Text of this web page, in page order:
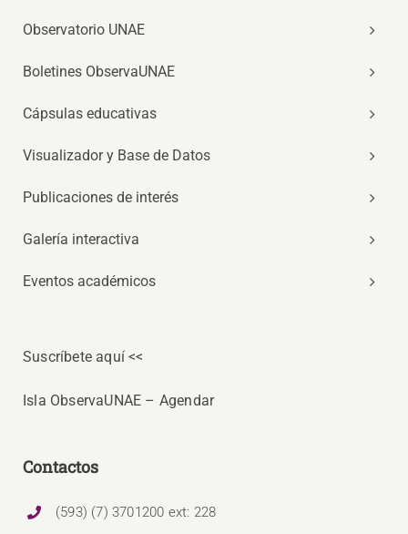
Observatorio UNAE
Boletines ObservaUNAE
Cápsulas educativas
Visualizador y Base de Datos
Publicaciones de interés
Galería interactiva
Eventos académicos
Suscríbete aquí <<
Isla ObservaUNAE – Agendar
Contactos
(593) (7) 3701200 ext: 228